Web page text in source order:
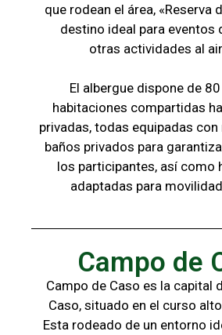
que rodean el área, «Reserva
destino ideal para eventos
otras actividades al
El albergue dispone de
habitaciones compartidas
privadas, todas equipadas
baños privados para
los participantes, así como
adaptadas para
Campo de
Campo de Caso es la capital
Caso, situado en el curso
Esta rodeado de un entorno